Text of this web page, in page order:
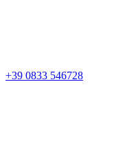
+39 0833 546728